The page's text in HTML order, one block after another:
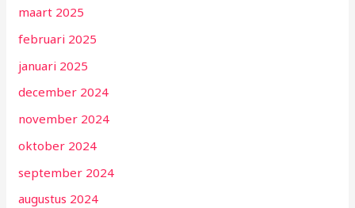
maart 2025
februari 2025
januari 2025
december 2024
november 2024
oktober 2024
september 2024
augustus 2024